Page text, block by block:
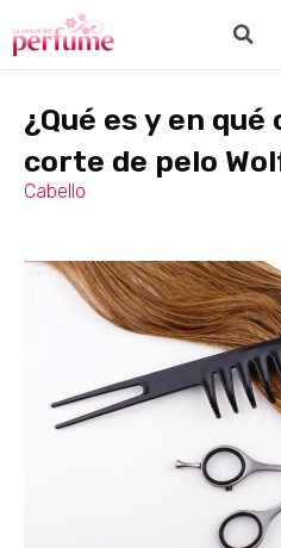
¿Qué es y en
corte de pelo
Cabello